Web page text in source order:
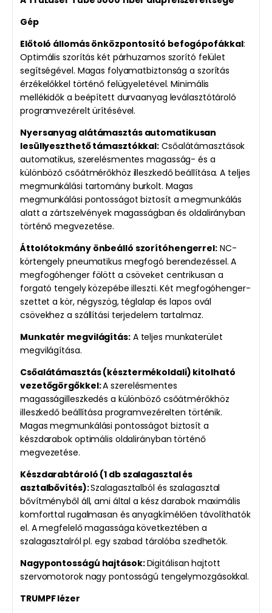
Gép
Előtoló állomás önközpontosító befogópofákkal:
Optimális szorítás két párhuzamos szorító felület
segítségével. Magas folyamatbiztonság a szorítás
érzékelőkkel történő felügyeletével. Minimális
mellékidők a beépített durvaanyag leválasztótároló
programvezérelt ürítésével.
Nyersanyag alátámasztás automatikusan
lesüllyeszthető támasztókkal: Csőalátámasztások
automatikus, szerelésmentes magasság- és a
különböző csőátmérőkhöz illeszkedő beállítása. A teljes
megmunkálási tartomány burkolt. Magas
megmunkálási pontosságot biztosít a megmunkálás
alatt a zártszelvények magasságban és oldalirányban
történő megvezetése.
Áttolótokmány önbeálló szorítóhengerrel: NC-
körtengely pneumatikus megfogó berendezéssel. A
megfogóhenger fölött a csöveket centrikusan a
forgató tengely közepébe illeszti. Két megfogóhenger-
szettet a kör, négyszög, téglalap és lapos ovál
csövekhez a szállítási terjedelem tartalmaz.
Munkatér megvilágítás:A teljes munkaterület
megvilágítása.
Csőalátámasztás (késztermékoldali) kitolható
vezetőgörgőkkel:A szerelésmentes
magasságilleszkedés a különböző csőátmérőkhöz
illeszkedő beállítása programvezérelten történik.
Magas megmunkálási pontosságot biztosít a
készdarabok optimális oldalirányban történő
megvezetése.
Készdarabtároló (1 db szalagasztal és
asztalbővítés):Szalagasztalból és szalagasztal
bővítményből áll, ami által a kész darabok maximális
komforttal rugalmasan és anyagkímélően távolíthatók
el. A megfelelő magassága következtében a
szalagasztalról pl. egy szabad tárolóba szedhetők.
Nagypontosságú hajtások:Digitálisan hajtott
szervomotorok nagy pontosságú tengelymozgásokkal.
TRUMPF lézer